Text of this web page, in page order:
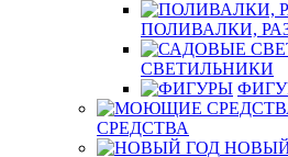
ПОЛИВАЛКИ,
СВЕТИЛЬНИКИ
СРЕДСТВА